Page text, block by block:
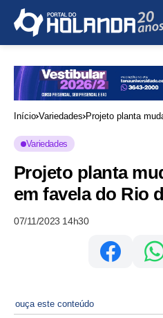
Início Variedades Projeto planta
Variedades
Projeto planta
em favela do Rio
07/11/2023 14h30
ouça este conteúdo